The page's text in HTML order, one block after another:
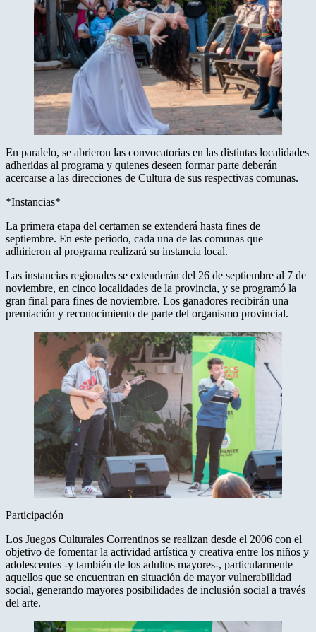
En paralelo, se abrieron las convocatorias en las distintas localidades
adheridas al programa y quienes deseen formar parte deberán
acercarse a las direcciones de Cultura de sus respectivas comunas.
*Instancias*
La primera etapa del certamen se extenderá hasta fines de
septiembre. En este periodo, cada una de las comunas que
adhirieron al programa realizará su instancia local.
Las instancias regionales se extenderán del 26 de septiembre al 7 de
noviembre, en cinco localidades de la provincia, y se programó la
gran final para fines de noviembre. Los ganadores recibirán una
premiación y reconocimiento de parte del organismo provincial.
Participación
Los Juegos Culturales Correntinos se realizan desde el 2006 con el
objetivo de fomentar la actividad artística y creativa entre los niños y
adolescentes -y también de los adultos mayores-, particularmente
aquellos que se encuentran en situación de mayor vulnerabilidad
social, generando mayores posibilidades de inclusión social a través
del arte.